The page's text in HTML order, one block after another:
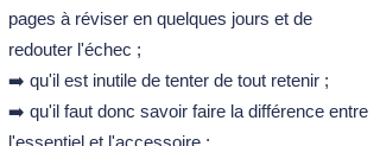
pages à réviser en quelques jours et de
redouter l'échec ;
➡️ qu'il est inutile de tenter de tout retenir ;
➡️ qu'il faut donc savoir faire la différence entre